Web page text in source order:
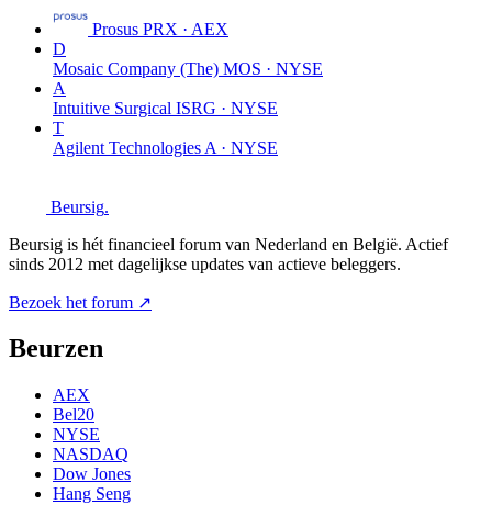
Prosus PRX · AEX
D
Mosaic Company (The) MOS · NYSE
A
Intuitive Surgical ISRG · NYSE
T
Agilent Technologies A · NYSE
Beursig.
Beursig is hét financieel forum van Nederland en België. Actief
sinds 2012 met dagelijkse updates van actieve beleggers.
Bezoek het forum ↗
Beurzen
AEX
Bel20
NYSE
NASDAQ
Dow Jones
Hang Seng